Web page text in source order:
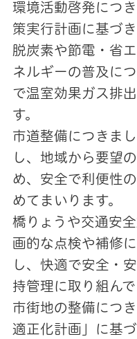
環境活動啓発につ
策実行計画に基づ
脱炭素や節電・省
ネルギーの普及に
で温室効果ガス排
す。
市道整備につきま
し、地域から要望
め、安全で利便性
めてまいります。
橋りょうや交通安
画的な点検や補修
し、快適で安全・
持管理に取り組んで
市街地の整備につ
適正化計画」に基